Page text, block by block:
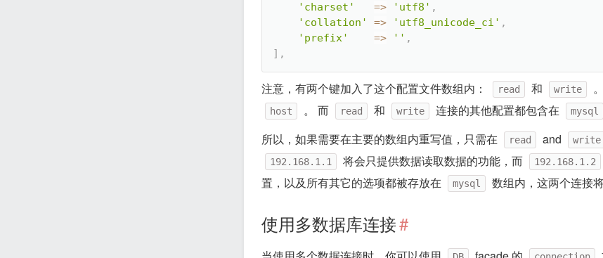
'charset'
=> 'utf8' ,
'collation'
=> 'utf8_unicode_ci' ,
'prefix'
=> '' ,
] ,
注意，有两个键加入了这个配置文件数组内： read 和 write
host 。 而 read 和 write 连接的其他配置都包含在 mysql
所以，如果需要在主要的数组内重写值，只需在
read and write
192.168.1.1 将会只提供数据读取数据的功能，而 192.168.1.2
置，以及所有其它的选项都被存放在
mysql 数组内，这两个连接
使用多数据库连接#